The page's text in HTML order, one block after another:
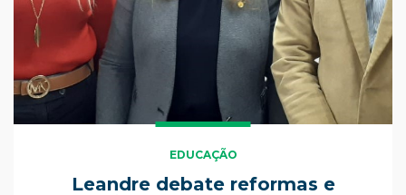
EDUCAÇÃO
Leandre debate reformas e